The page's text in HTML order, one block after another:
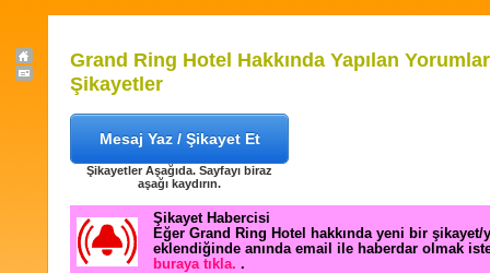
Grand Ring Hotel Hakkında Yapılan
Şikayetler
Mesaj Yaz / Şikayet Et
Şikayetler Aşağıda. Sayfayı biraz
aşağı kaydırın.
Şikayet Habercisi
Eğer Grand Ring Hotel hakkında yeni bir şikayet/
eklendiğinde anında email ile haberdar olmak
buraya tıkla. .